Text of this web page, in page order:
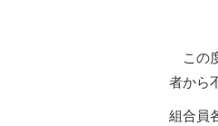
この
者から
組合員